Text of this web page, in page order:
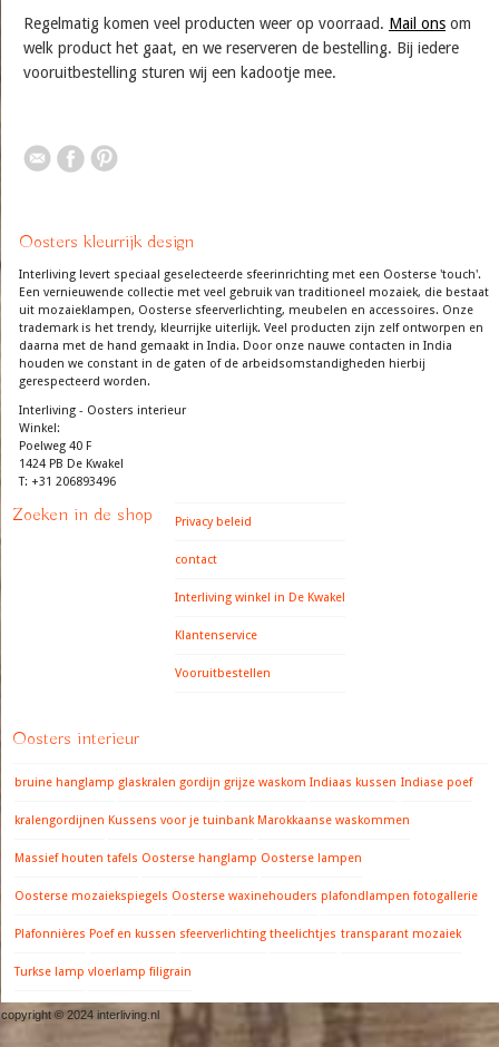
Regelmatig komen veel producten weer op voorraad. Mail ons om
welk product het gaat, en we reserveren de bestelling. Bij iedere
vooruitbestelling sturen wij een kadootje mee.
Oosters kleurrijk design
Interliving levert speciaal geselecteerde sfeerinrichting met een Oosterse 'touch'.
Een vernieuwende collectie met veel gebruik van traditioneel mozaiek, die bestaat
uit mozaieklampen, Oosterse sfeerverlichting, meubelen en accessoires. Onze
trademark is het trendy, kleurrijke uiterlijk. Veel producten zijn zelf ontworpen en
daarna met de hand gemaakt in India. Door onze nauwe contacten in India
houden we constant in de gaten of de arbeidsomstandigheden hierbij
gerespecteerd worden.
Interliving - Oosters interieur
Winkel:
Poelweg 40 F
1424 PB De Kwakel
T: +31 206893496
Zoeken in de shop Privacy beleid
contact
Interliving winkel in De Kwakel
Klantenservice
Vooruitbestellen
Oosters interieur
bruine hanglamp glaskralen gordijn grijze waskom Indiaas kussen Indiase poef
kralengordijnen Kussens voor je tuinbank Marokkaanse waskommen
Massief houten tafels Oosterse hanglamp Oosterse lampen
Oosterse mozaiekspiegels Oosterse waxinehouders plafondlampen fotogallerie
Plafonnières Poef en kussen sfeerverlichting theelichtjes transparant mozaiek
Turkse lamp vloerlamp filigrain
copyright © 2024 interliving.nl